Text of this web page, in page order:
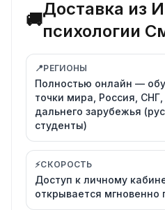
🚚
Доставка из
психологии
📍РЕГИОНЫ
Полностью онлайн —
точки мира, Россия,
дальнего зарубежья
студенты)
⚡СКОРОСТЬ
Доступ к личному
открывается мгновенно